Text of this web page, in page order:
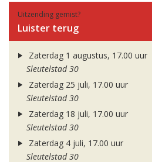
Uitzending gemist?
Luister terug
Zaterdag 1 augustus, 17.00 uur
Sleutelstad 30
Zaterdag 25 juli, 17.00 uur
Sleutelstad 30
Zaterdag 18 juli, 17.00 uur
Sleutelstad 30
Zaterdag 4 juli, 17.00 uur
Sleutelstad 30